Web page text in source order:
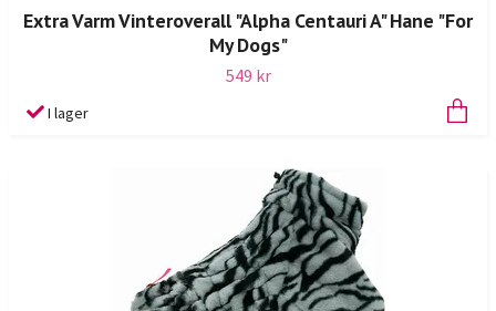
Extra Varm Vinteroverall "Alpha Centauri A" Hane "For
My Dogs"
549 kr
I lager